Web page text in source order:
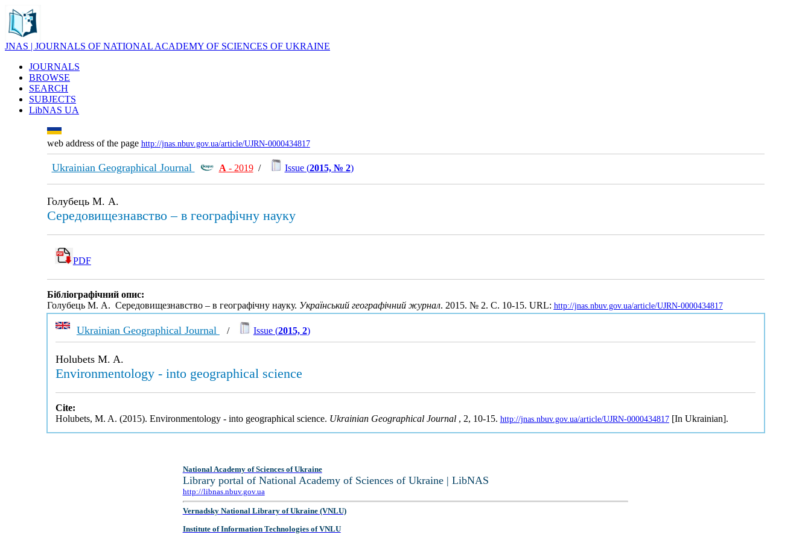
JNAS | JOURNALS OF NATIONAL ACADEMY OF SCIENCES OF UKRAINE
JOURNALS
BROWSE
SEARCH
SUBJECTS
LibNAS UA
web address of the page http://jnas.nbuv.gov.ua/article/UJRN-0000434817
Ukrainian Geographical Journal А - 2019/ Issue (2015, № 2)
Голубець М. А.
Середовищезнавство – в географічну науку
PDF
Бібліографічний опис:
Голубець М. А. Середовищезнавство – в географічну науку. Український географічний журнал. 2015. № 2. С. 10-15. URL: http://jnas.nbuv.gov.ua/article/UJRN-0000434817
Ukrainian Geographical Journal / Issue (2015, 2)
Holubets M. A.
Environmentology - into geographical science
Cite:
Holubets, M. A. (2015). Environmentology - into geographical science. Ukrainian Geographical Journal , 2, 10-15. http://jnas.nbuv.gov.ua/article/UJRN-0000434817[In Ukrainian].
National Academy of Sciences of Ukraine
Library portal of National Academy of Sciences of Ukraine | LibNAS
http://libnas.nbuv.gov.ua
Vernadsky National Library of Ukraine (VNLU)
Institute of Information Technologies of VNLU